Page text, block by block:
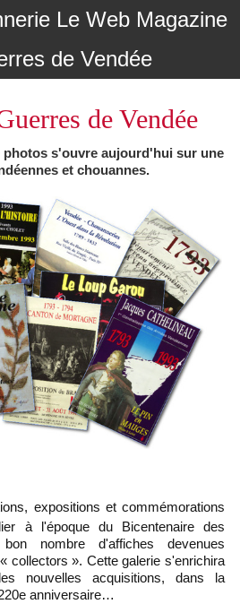
Le Web Magazine
de Vendée
de Vendée
photos s'ouvre aujourd'hui sur une
et chouannes.
expositions et commémorations
à l'époque du Bicentenaire des
nombre d'affiches devenues
«collectors». Cette galerie s'enrichira
nouvelles acquisitions, dans la
anniversaire…